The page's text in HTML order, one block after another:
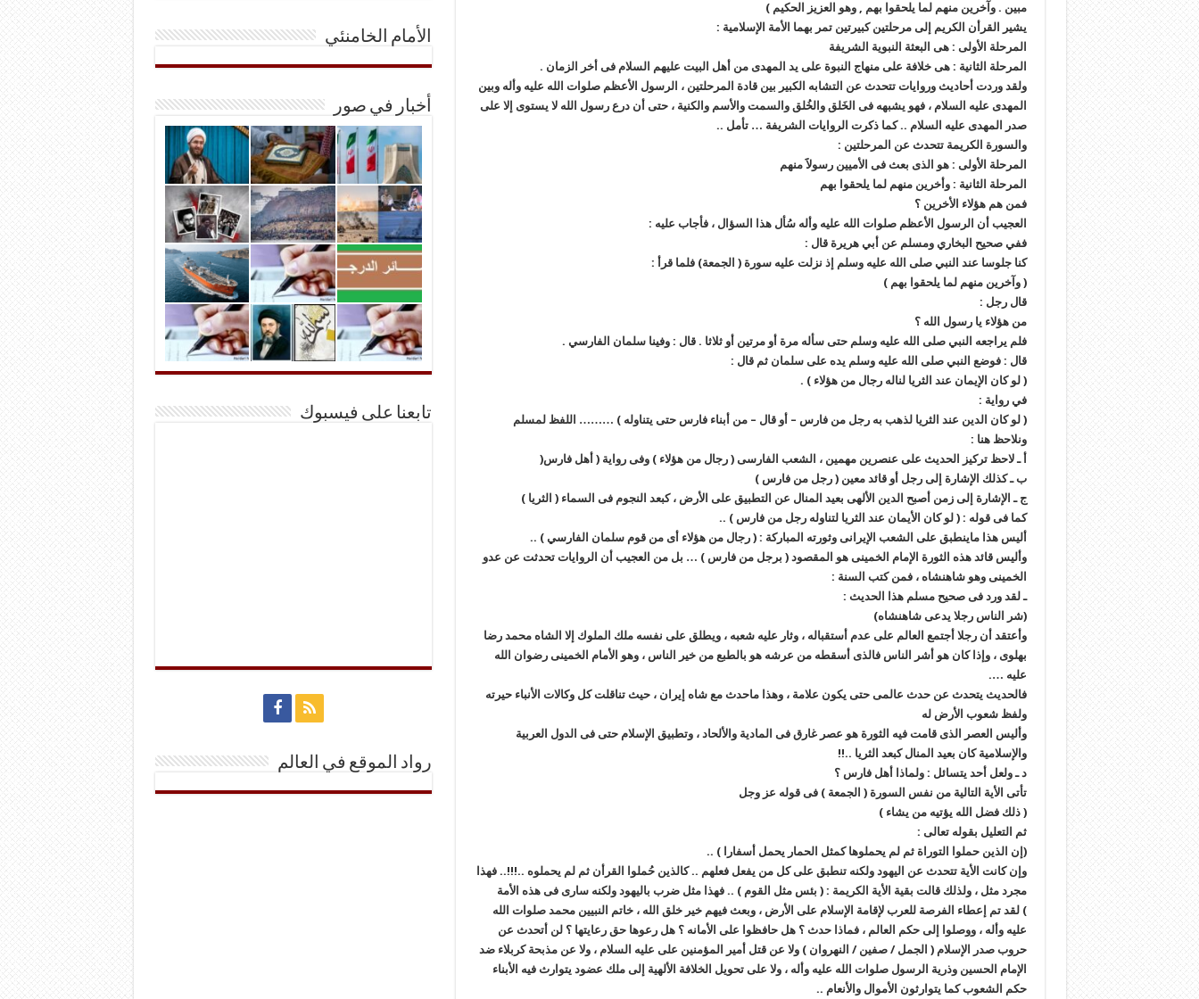
مبين . وآخرين منهم لما يلحقوا بهم , وهو العزيز الحكيم )
يشير القرأن الكريم إلى مرحلتين كبيرتين تمر بهما الأمة الإسلامية :
المرحلة الأولى : هى البعثة النبوية الشريفة
المرحلة الثانية : هى خلافة على منهاج النبوة على يد المهدى من أهل البيت عليهم السلام فى أخر الزمان .
ولقد وردت أحاديث وروايات تتحدث عن التشابه الكبير بين قادة المرحلتين ، الرسول الأعظم صلوات الله عليه وأله وبين
المهدى عليه السلام ، فهو يشبهه فى الخَلق والخُلق والسمت والأسم والكنية ، حتى أن درع رسول الله لا يستوى إلا على
صدر المهدى عليه السلام .. كما ذكرت الروايات الشريفة … تأمل ..
والسورة الكريمة تتحدث عن المرحلتين :
المرحلة الأولى : هو الذى بعث فى الأميين رسولاََ منهم
المرحلة الثانية : وأخرين منهم لما يلحقوا بهم
فمن هم هؤلاء الأخرين ؟
العجيب أن الرسول الأعظم صلوات الله عليه وأله سُأل هذا السؤال ، فأجاب عليه :
ففي صحيح البخاري ومسلم عن أبي هريرة قال :
كنا جلوسا عند النبي صلى الله عليه وسلم إذ نزلت عليه سورة ( الجمعة) فلما قرأ :
( وآخرين منهم لما يلحقوا بهم )
قال رجل :
من هؤلاء يا رسول الله ؟
فلم يراجعه النبي صلى الله عليه وسلم حتى سأله مرة أو مرتين أو ثلاثا . قال : وفينا سلمان الفارسي .
قال : فوضع النبي صلى الله عليه وسلم يده على سلمان ثم قال :
( لو كان الإيمان عند الثريا لناله رجال من هؤلاء ) .
في رواية :
( لو كان الدين عند الثريا لذهب به رجل من فارس – أو قال – من أبناء فارس حتى يتناوله ) ……… اللفظ لمسلم
ونلاحظ هنا :
أ ـ لاحظ تركيز الحديث على عنصرين مهمين ، الشعب الفارسى ( رجال من هؤلاء ) وفى رواية ( أهل فارس(
ب ـ كذلك الإشارة إلى رجل أو قائد معين ( رجل من فارس )
ج ـ الإشارة إلى زمن أصبح الدين الألهى بعيد المنال عن التطبيق على الأرض ، كبعد النجوم فى السماء ( الثريا )
كما فى قوله : ( لو كان الأيمان عند الثريا لتناوله رجل من فارس ) ..
أليس هذا ماينطبق على الشعب الإيرانى وثورته المباركة : ( رجال من هؤلاء أى من قوم سلمان الفارسي ) ..
وأليس قائد هذه الثورة الإمام الخمينى هو المقصود ( برجل من فارس ) … بل من العجيب أن الروايات تحدثت عن عدو
الخمينى وهو شاهنشاه ، فمن كتب السنة :
ـ لقد ورد فى صحيح مسلم هذا الحديث :
(شر الناس رجلا يدعى شاهنشاه)
وأعتقد أن رجلا أجتمع العالم على عدم أستقباله ، وثار عليه شعبه ، ويطلق على نفسه ملك الملوك إلا الشاه محمد رضا
بهلوى ، وإذا كان هو أشر الناس فالذى أسقطه من عرشه هو بالطبع من خير الناس ، وهو الأمام الخمينى رضوان الله
عليه ….
فالحديث يتحدث عن حدث عالمى حتى يكون علامة ، وهذا ماحدث مع شاه إيران ، حيث تناقلت كل وكالات الأنباء حيرته
ولفظ شعوب الأرض له
وأليس العصر الذى قامت فيه الثورة هو عصر غارق فى المادية والألحاد ، وتطبيق الإسلام حتى فى الدول العربية
والإسلامية كان بعيد المنال كبعد الثريا ..!!
د ـ ولعل أحد يتسائل : ولماذا أهل فارس ؟
تأتى الأية التالية من نفس السورة ( الجمعة ) فى قوله عز وجل
( ذلك فضل الله يؤتيه من يشاء )
ثم التعليل بقوله تعالى :
(إن الذين حملوا التوراة ثم لم يحملوها كمثل الحمار يحمل أسفارا ) ..
وإن كانت الأية تتحدث عن اليهود ولكنه تنطبق على كل من يفعل فعلهم .. كالذين حُملوا القرأن ثم لم يحملوه ..!!!.. فهذا
مجرد مثل ، ولذلك قالت بقية الأية الكريمة : ( بئس مثل القوم ) .. فهذا مثل ضرب باليهود ولكنه سارى فى هذه الأمة
) لقد تم إعطاء الفرصة للعرب لإقامة الإسلام على الأرض ، وبعث فيهم خير خلق الله ، خاتم النبيين محمد صلوات الله
عليه وأله ، ووصلوا إلى حكم العالم ، فماذا حدث ؟ هل حافظوا على الأمانه ؟ هل رعوها حق رعايتها ؟ لن أتحدث عن
حروب صدر الإسلام ( الجمل / صفين / النهروان ) ولا عن قتل أمير المؤمنين على عليه السلام ، ولا عن مذبحة كربلاء ضد
الإمام الحسين وذرية الرسول صلوات الله عليه وأله ، ولا على تحويل الخلافة الألهية إلى ملك عضود يتوارث فيه الأبناء
حكم الشعوب كما يتوارثون الأموال والأنعام ..
الأمام الخامنئي
أخبار في صور
تابعنا على فيسبوك
رواد الموقع في العالم